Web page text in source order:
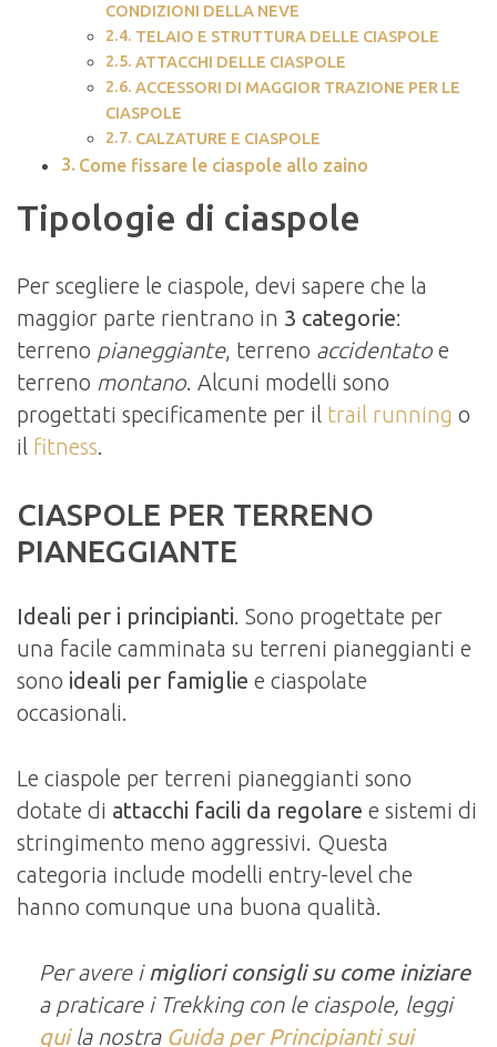
CONDIZIONI DELLA NEVE
TELAIO E STRUTTURA DELLE CIASPOLE
ATTACCHI DELLE CIASPOLE
ACCESSORI DI MAGGIOR TRAZIONE PER LE
CIASPOLE
CALZATURE E CIASPOLE
Come fissare le ciaspole allo zaino
Tipologie di ciaspole
Per scegliere le ciaspole, devi sapere che la
maggior parte rientrano in 3 categorie:
terreno pianeggiante, terreno accidentato e
terreno montano. Alcuni modelli sono
progettati specificamente per il trail running o
il fitness.
CIASPOLE PER TERRENO
PIANEGGIANTE
Ideali per i principianti. Sono progettate per
una facile camminata su terreni pianeggianti e
sono ideali per famiglie e ciaspolate
occasionali.
Le ciaspole per terreni pianeggianti sono
dotate di attacchi facili da regolare e sistemi di
stringimento meno aggressivi. Questa
categoria include modelli entry-level che
hanno comunque una buona qualità.
Per avere i migliori consigli su come iniziare
a praticare i Trekking con le ciaspole, leggi
quila nostra Guida per Principianti sui